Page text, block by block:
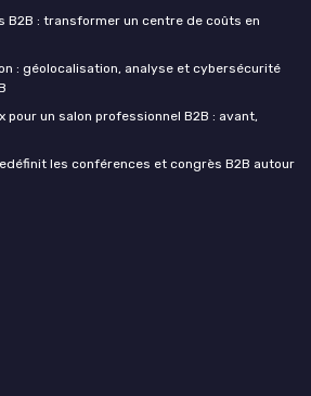
B2B : transformer un centre de coûts en
: géolocalisation, analyse et cybersécurité
un salon professionnel B2B : avant,
les conférences et congrès B2B autour